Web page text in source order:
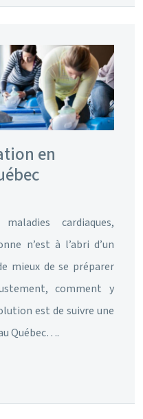
en
cardiaques,
n’est à l’abri d’un
mieux de se préparer
comment y
est de suivre une
Québec….